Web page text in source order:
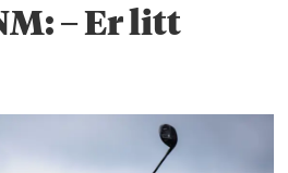
– Er litt